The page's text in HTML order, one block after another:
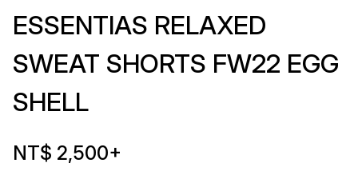
ESSENTIAS RELAXED
SWEAT SHORTS FW22 EGG
SHELL
NT$ 2,500+